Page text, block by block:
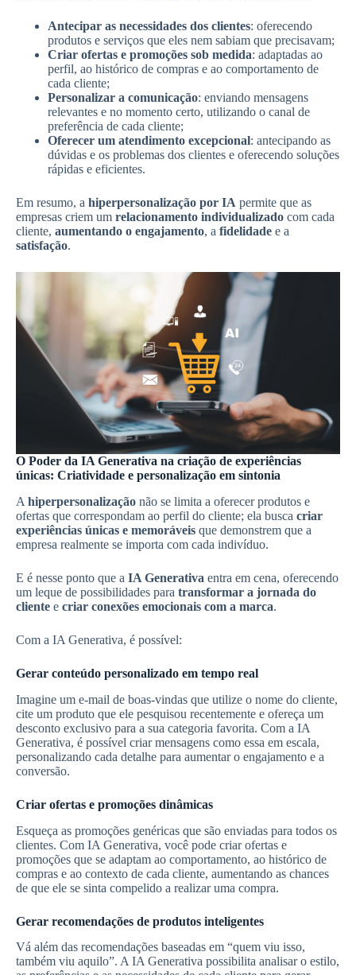
Antecipar as necessidades dos clientes: oferecendo
produtos e serviços que eles nem sabiam que precisavam;
Criar ofertas e promoções sob medida: adaptadas ao
perfil, ao histórico de compras e ao comportamento de
cada cliente;
Personalizar a comunicação: enviando mensagens
relevantes e no momento certo, utilizando o canal de
preferência de cada cliente;
Oferecer um atendimento excepcional: antecipando as
dúvidas e os problemas dos clientes e oferecendo soluções
rápidas e eficientes.
Em resumo, a hiperpersonalização por IA permite que as
empresas criem um relacionamento individualizado com cada
cliente, aumentando o engajamento, a fidelidade e a
satisfação.
O Poder da IA Generativa na criação de experiências
únicas: Criatividade e personalização em sintonia
A hiperpersonalização não se limita a oferecer produtos e
ofertas que correspondam ao perfil do cliente; ela busca criar
experiências únicas e memoráveis que demonstrem que a
empresa realmente se importa com cada indivíduo.
E é nesse ponto que a IA Generativa entra em cena, oferecendo
um leque de possibilidades para transformar a jornada do
cliente e criar conexões emocionais com a marca.
Com a IA Generativa, é possível:
Gerar conteúdo personalizado em tempo real
Imagine um e-mail de boas-vindas que utilize o nome do cliente,
cite um produto que ele pesquisou recentemente e ofereça um
desconto exclusivo para a sua categoria favorita. Com a IA
Generativa, é possível criar mensagens como essa em escala,
personalizando cada detalhe para aumentar o engajamento e a
conversão.
Criar ofertas e promoções dinâmicas
Esqueça as promoções genéricas que são enviadas para todos os
clientes. Com IA Generativa, você pode criar ofertas e
promoções que se adaptam ao comportamento, ao histórico de
compras e ao contexto de cada cliente, aumentando as chances
de que ele se sinta compelido a realizar uma compra.
Gerar recomendações de produtos inteligentes
Vá além das recomendações baseadas em “quem viu isso,
também viu aquilo”. A IA Generativa possibilita analisar o estilo,